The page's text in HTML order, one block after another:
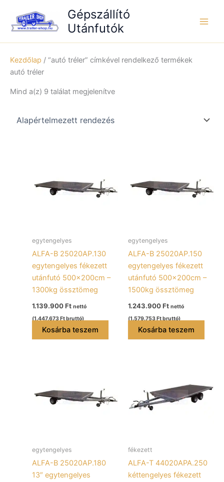
content
Gépszállító
Utánfutók
Kezdőlap / “autó tréler” címkével rendelkező termékek
autó tréler
Mind a(z) 9 találat megjelenítve
egytengelyes
ALFA-B 25020AP.130
egytengelyes fékezett
utánfutó 500x200cm –
1300kg össztömeg
1.139.900Ft nettó
(1.447.673Ftbruttó)
Kosárba teszem
egytengelyes
ALFA-B 25020AP.150
egytengelyes fékezett
utánfutó 500x200cm –
1500kg össztömeg
1.243.900Ft nettó
(1.579.753Ftbruttó)
Kosárba teszem
egytengelyes
ALFA-B 25020AP.180
13″ egytengelyes
fékezett
ALFA-T 44020APA.250
kéttengelyes fékezett